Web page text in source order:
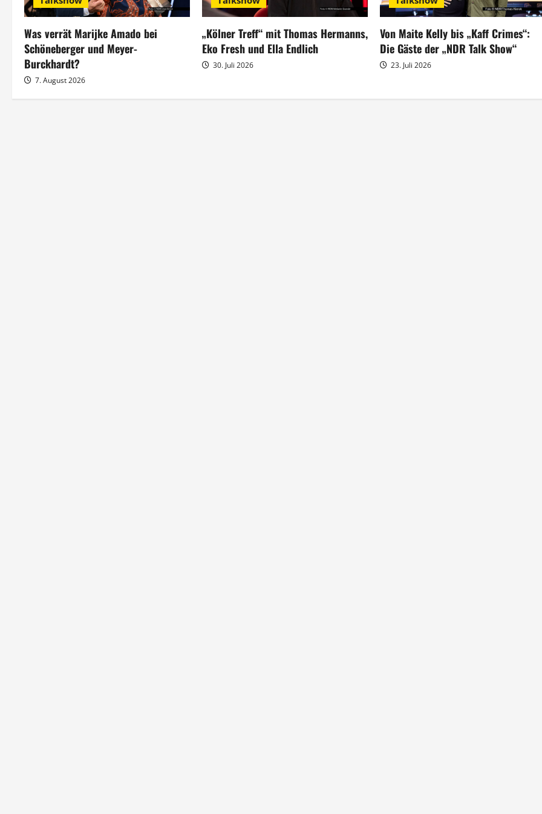
n
a
v
i
Was verrät Marijke Amado bei
Schöneberger und Meyer-
Burckhardt?
7. August 2026
„Kölner Treff“ mit Thomas Hermanns,
Eko Fresh und Ella Endlich
30. Juli 2026
Von Maite Kelly bis „Kaff Crimes“:
Die Gäste der „NDR Talk Show“
23. Juli 2026